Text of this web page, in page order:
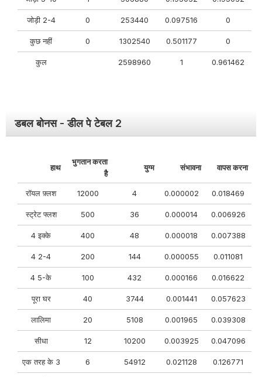
जोड़ी 2-4 0 253440 0.097516 0
कुछ नहीं 0 1302540 0.501177 0
कुल 2598960 1 0.961462
डबल बोनस - डील पे टेबल 2
हाथ
भुगतान करता
है
युग्म संभावना वापस करना
रॉयल फ़्लश 12000 4 0.000002 0.018469
स्ट्रेट फ्लश 500 36 0.000014 0.006926
4 इक्के 400 48 0.000018 0.007388
4 2-4 200 144 0.000055 0.011081
4 5-के 100 432 0.000166 0.016622
पूरा घर 40 3744 0.001441 0.057623
लालिमा 20 5108 0.001965 0.039308
सीधा 12 10200 0.003925 0.047096
एक तरह के 3 6 54912 0.021128 0.126771